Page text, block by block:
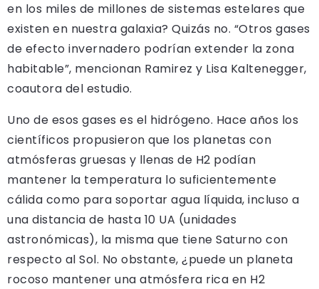
en los miles de millones de sistemas estelares que
existen en nuestra galaxia? Quizás no. “Otros gases
de efecto invernadero podrían extender la zona
habitable”, mencionan Ramirez y Lisa Kaltenegger,
coautora del estudio.
Uno de esos gases es el hidrógeno. Hace años los
científicos propusieron que los planetas con
atmósferas gruesas y llenas de H2 podían
mantener la temperatura lo suficientemente
cálida como para soportar agua líquida, incluso a
una distancia de hasta 10 UA (unidades
astronómicas), la misma que tiene Saturno con
respecto al Sol. No obstante, ¿puede un planeta
rocoso mantener una atmósfera rica en H2